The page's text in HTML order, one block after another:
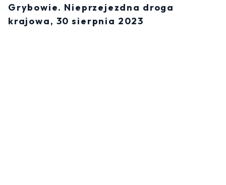
Grybowie. Nieprzejezdna droga
krajowa, 30 sierpnia 2023